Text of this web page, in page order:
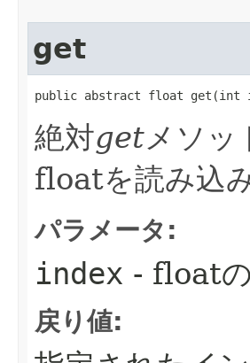
get
public abstract float get​(int
絶対getメソッ
floatを読み込
パラメータ:
index - float
戻り値: